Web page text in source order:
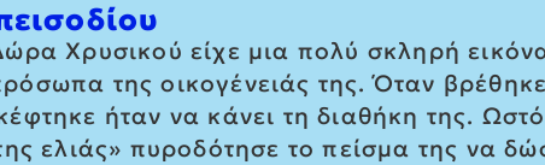
Χρυσικού είχε μια πολύ σκληρή
της οικογένειάς της. Όταν
ήταν να κάνει τη διαθήκη της.
ελιάς» πυροδότησε το πείσμα της να